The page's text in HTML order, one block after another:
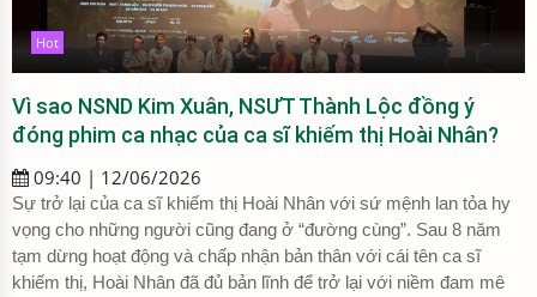
Hot
Vì sao NSND Kim Xuân, NSƯT Thành Lộc đồng ý
đóng phim ca nhạc của ca sĩ khiếm thị Hoài Nhân?
09:40 | 12/06/2026
Sự trở lại của ca sĩ khiếm thị Hoài Nhân với sứ mệnh lan tỏa hy
vọng cho những người cũng đang ở “đường cùng”. Sau 8 năm
tạm dừng hoạt động và chấp nhận bản thân với cái tên ca sĩ
khiếm thị, Hoài Nhân đã đủ bản lĩnh để trở lại với niềm đam mê